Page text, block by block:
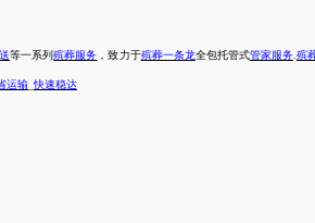
等一系列殡葬服务 ，致力于殡葬一条龙全包托管式管家服务 .殡
运输 快速稳达